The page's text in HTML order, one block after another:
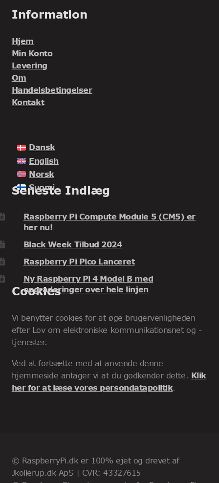
Information
Hjem
Min Konto
Levering
Om
Handelsbetingelser
Kontakt
Dansk
English
Norsk
Suomi
Seneste Indlæg
Raspberry Pi Compute Module 5 (CM5) er
her nu!
Black Week Tilbud 2024
Raspberry Pi Pico Lanceret
Ny Raspberry Pi 4 Model B med
opgraderinger over hele linjen
Cookies
Vi benytter cookies for at øge brugervenligheden
efter Lov om elektroniske kommunikationsnet og -
tjenester.
Ved at fortsætte med at anvende denne
hjemmeside antager vi at du godkender dette. Klik
her for at læse vores persondatapolitik.
© RaspberryPi.dk er 100% ejet og drevet af
Jkollerup.dk ApS | CVR: 43327615